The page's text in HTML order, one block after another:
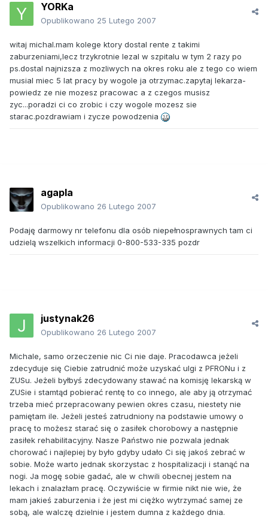
YORKa
Opublikowano 25 Lutego 2007
witaj michal.mam kolege ktory dostal rente z takimi
zaburzeniami,lecz trzykrotnie lezal w szpitalu w tym 2 razy po
ps.dostal najnizsza z mozliwych na okres roku ale z tego co wiem
musial miec 5 lat pracy by wogole ja otrzymac.zapytaj lekarza-
powiedz ze nie mozesz pracowac a z czegos musisz
zyc...poradzi ci co zrobic i czy wogole mozesz sie
starac.pozdrawiam i zycze powodzenia
agapla
Opublikowano 26 Lutego 2007
Podaję darmowy nr telefonu dla osób niepełnosprawnych tam ci
udzielą wszelkich informacji 0-800-533-335 pozdr
justynak26
Opublikowano 26 Lutego 2007
Michale, samo orzeczenie nic Ci nie daje. Pracodawca jeżeli
zdecyduje się Ciebie zatrudnić może uzyskać ulgi z PFRONu i z
ZUSu. Jeżeli byłbyś zdecydowany stawać na komisję lekarską w
ZUSie i stamtąd pobierać rentę to co innego, ale aby ją otrzymać
trzeba mieć przepracowany pewien okres czasu, niestety nie
pamiętam ile. Jeżeli jesteś zatrudniony na podstawie umowy o
pracę to możesz starać się o zasiłek chorobowy a następnie
zasiłek rehabilitacyjny. Nasze Państwo nie pozwala jednak
chorować i najlepiej by było gdyby udało Ci się jakoś zebrać w
sobie. Może warto jednak skorzystac z hospitalizacji i stanąć na
nogi. Ja mogę sobie gadać, ale w chwili obecnej jestem na
lekach i znalazłam pracę. Oczywiście w firmie nikt nie wie, że
mam jakieś zaburzenia i że jest mi ciężko wytrzymać samej ze
sobą, ale walczę dzielnie i jestem dumna z każdego dnia.